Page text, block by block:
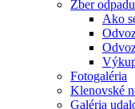
Zber odpadu
Ako
Fotogaléria
Klenovské
Galéria